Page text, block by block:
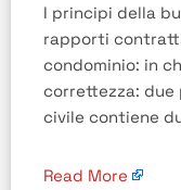
I principi della
rapporti
condominio: in
correttezza:
civile contiene
Read More